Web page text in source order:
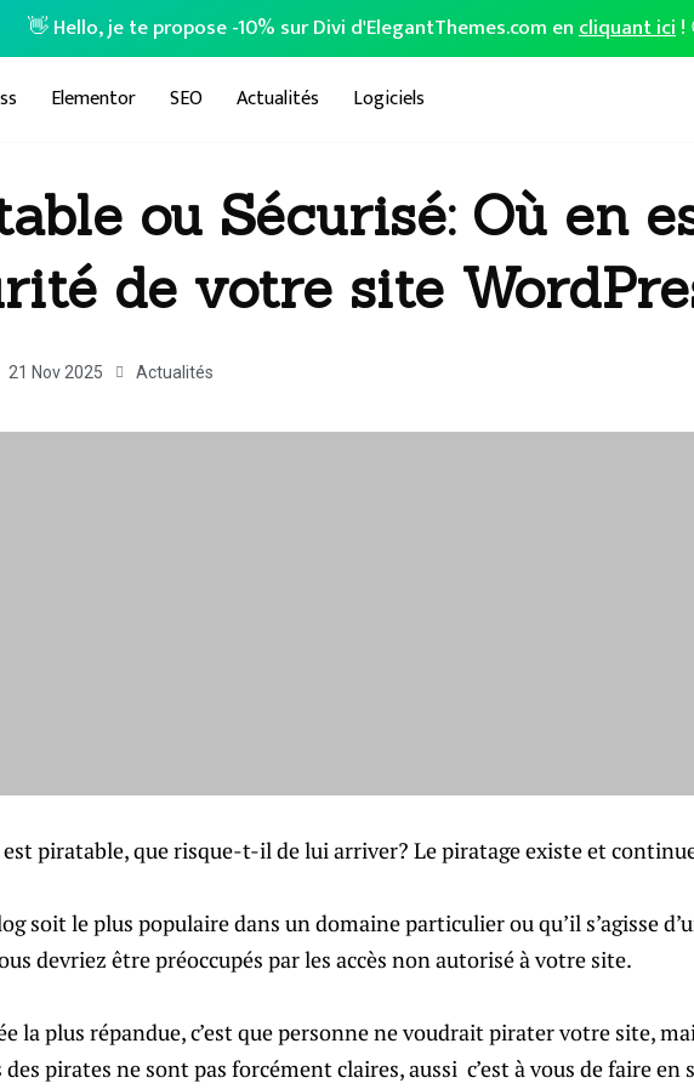
👋 Hello, je te propose -10% sur Divi d'ElegantThemes.com encliquant ici!
Elementor SEO Actualités Logiciels
ou Sécurisé: Où en
de votre site
21 Nov 2025 Actualités
piratable, que risque-t-il de lui arriver? Le piratage existe et
soit le plus populaire dans un domaine particulier ou qu’il s’agisse
devriez être préoccupés par les accès non autorisé à votre site.
la plus répandue, c’est que personne ne voudrait pirater votre site,
pirates ne sont pas forcément claires, aussi c’est à vous de faire en